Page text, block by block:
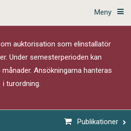
Meny
auktorisation som elinstallatör
Under semesterperioden kan
Ansökningarna hanteras
i turordning.
Publikationer